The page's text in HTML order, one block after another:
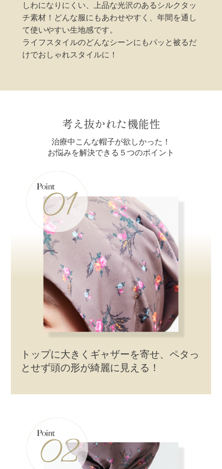
しわになりにくい、上品な光沢のあるシルクタッ
チ素材！どんな服にもあわせやすく、年間を通し
て使いやすい生地感です。
ライフスタイルのどんなシーンにもパッと被るだ
けでおしゃれスタイルに！
考え抜かれた機能性
治療中こんな帽子が欲しかった！
お悩みを解決できる５つのポイント
トップに大きくギャザーを寄せ、ペタっ
とせず頭の形が綺麗に見える！